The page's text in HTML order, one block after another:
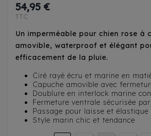
54,95 €
TTC
Un imperméable pour chien rose à
amovible, waterproof et élégant
efficacement de la pluie.
Ciré rayé écru et marine en
Capuche amovible avec
Doublure en interlock marine
Fermeture ventrale sécurisée
Passage pour laisse et
Style marin chic et tendance